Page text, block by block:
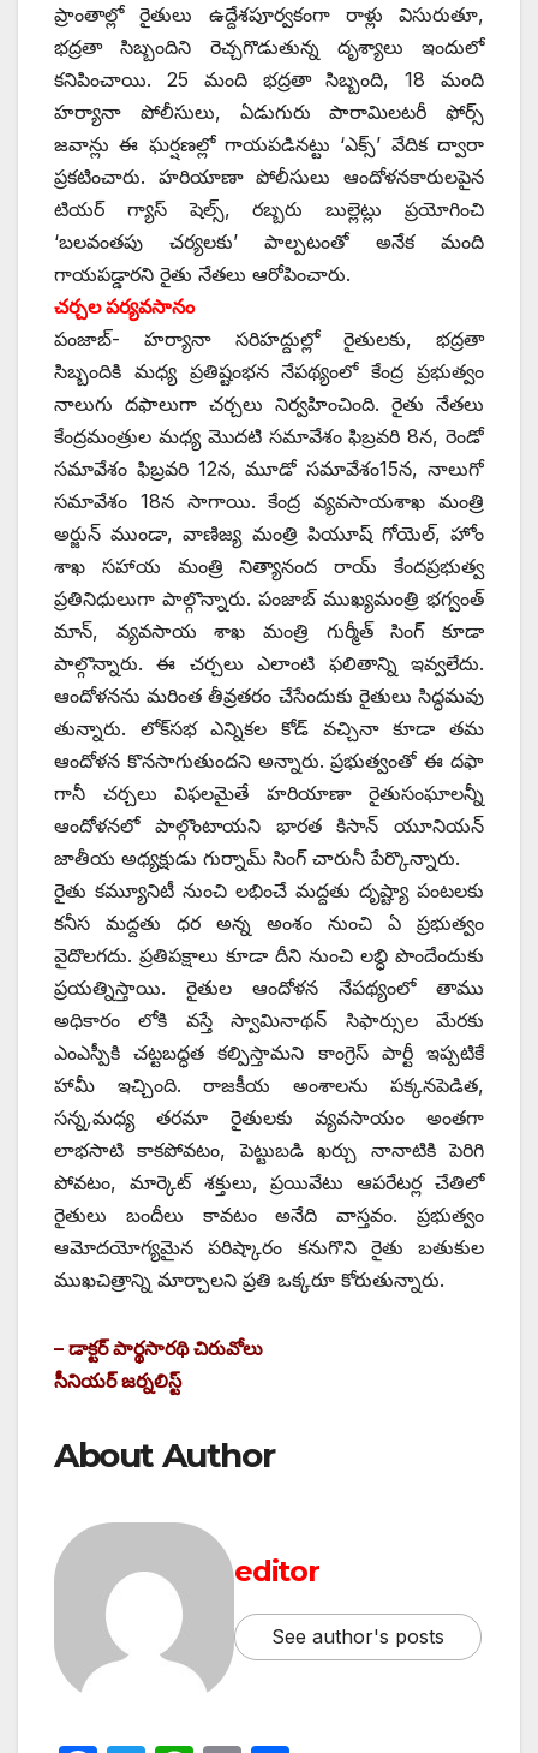
ప్రాంతాల్లో రైతులు ఉద్దేశపూర్వకంగా రాళ్లు విసురుతూ,
భద్రతా సిబ్బందిని రెచ్చగొడుతున్న దృశ్యాలు ఇందులో
కనిపించాయి. 25 మంది భద్రతా సిబ్బంది, 18 మంది
హర్యానా పోలీసులు, ఏడుగురు పారామిలటరీ ఫోర్స్
‌జవాన్లు ఈ ఘర్షణల్లో గాయపడినట్టు ‘ఎక్స్’ ‌వేదిక ద్వారా
ప్రకటించారు. హరియాణా పోలీసులు ఆందోళనకారులపైన
టియర్‌ ‌గ్యాస్‌ ‌షెల్స్, ‌రబ్బరు బుల్లెట్లు ప్రయోగించి
‘బలవంతపు చర్యలకు’ పాల్పటంతో అనేక మంది
గాయపడ్డారని రైతు నేతలు ఆరోపించారు.
చర్చల పర్యవసానం
పంజాబ్‌- ‌హర్యానా సరిహద్దుల్లో రైతులకు, భద్రతా
సిబ్బందికి మధ్య ప్రతిష్టంభన నేపథ్యంలో కేంద్ర ప్రభుత్వం
నాలుగు దఫాలుగా చర్చలు నిర్వహించింది. రైతు నేతలు
కేంద్రమంత్రుల మధ్య మొదటి సమావేశం ఫిబ్రవరి 8న, రెండో
సమావేశం ఫిబ్రవరి 12న, మూడో సమావేశం15న, నాలుగో
సమావేశం 18న సాగాయి. కేంద్ర వ్యవసాయశాఖ మంత్రి
అర్జున్‌ ‌ముండా, వాణిజ్య మంత్రి పియూష్‌ ‌గోయెల్‌, ‌హోం
శాఖ సహాయ మంత్రి నిత్యానంద రాయ్‌ ‌కేందప్రభుత్వ
ప్రతినిధులుగా పాల్గొన్నారు. పంజాబ్‌ ‌ముఖ్యమంత్రి భగ్వంత్‌
‌మాన్‌, ‌వ్యవసాయ శాఖ మంత్రి గుర్మీత్‌ ‌సింగ్‌ ‌కూడా
పాల్గొన్నారు. ఈ చర్చలు ఎలాంటి ఫలితాన్ని ఇవ్వలేదు.
ఆందోళనను మరింత తీవ్రతరం చేసేందుకు రైతులు సిద్ధమవు
తున్నారు. లోక్‌సభ ఎన్నికల కోడ్‌ ‌వచ్చినా కూడా తమ
ఆందోళన కొనసాగుతుందని అన్నారు. ప్రభుత్వంతో ఈ దఫా
గానీ చర్చలు విఫలమైతే హరియాణా రైతుసంఘాలన్నీ
ఆందోళనలో పాల్గొంటాయని భారత కిసాన్‌ ‌యూనియన్‌
‌జాతీయ అధ్యక్షుడు గుర్నామ్‌ ‌సింగ్‌ ‌చారునీ పేర్కొన్నారు.
రైతు కమ్యూనిటీ నుంచి లభించే మద్దతు దృష్ట్యా పంటలకు
కనీస మద్దతు ధర అన్న అంశం నుంచి ఏ ప్రభుత్వం
వైదొలగదు. ప్రతిపక్షాలు కూడా దీని నుంచి లబ్ధి పొందేందుకు
ప్రయత్నిస్తాయి. రైతుల ఆందోళన నేపథ్యంలో తాము
అధికారం లోకి వస్తే స్వామినాథన్‌ ‌సిఫార్సుల మేరకు
ఎంఎస్పీకి చట్టబద్ధత కల్పిస్తామని కాంగ్రెస్‌ ‌పార్టీ ఇప్పటికే
హామీ ఇచ్చింది. రాజకీయ అంశాలను పక్కనపెడిత,
సన్న,మధ్య తరమా రైతులకు వ్యవసాయం అంతగా
లాభసాటి కాకపోవటం, పెట్టుబడి ఖర్చు నానాటికి పెరిగి
పోవటం, మార్కెట్‌ ‌శక్తులు, ప్రయివేటు ఆపరేటర్ల చేతిలో
రైతులు బందీలు కావటం అనేది వాస్తవం. ప్రభుత్వం
ఆమోదయోగ్యమైన పరిష్కారం కనుగొని రైతు బతుకుల
ముఖచిత్రాన్ని మార్చాలని ప్రతి ఒక్కరూ కోరుతున్నారు.
– డాక్టర్‌ ‌పార్థసారథి చిరువోలు
సీనియర్‌ ‌జర్నలిస్ట్
About Author
editor
See author's posts